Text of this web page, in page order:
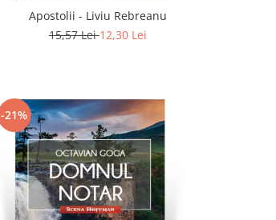
Apostolii - Liviu Rebreanu
15,57 Lei12,30 Lei
-21%